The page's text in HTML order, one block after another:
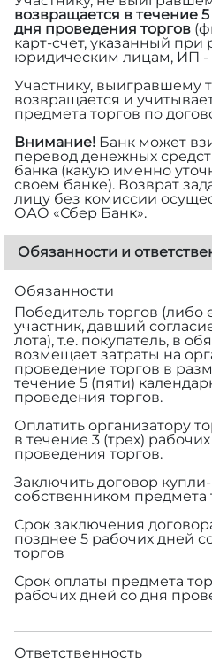
возвращается в течение
дня проведения торгов
карт-счет, указанный при
юридическим лицам, ИП -
Участнику, выигравшему
возвращается и
предмета торгов по
Внимание! Банк может
перевод денежных
банка (какую именно
своем банке). Возврат
лицу без комиссии
ОАО «Сбер Банк».
Обязанности и
Обязанности
Победитель торгов (либо
участник, давший
лота), т.е. покупатель, в
возмещает затраты на
проведение торгов в
течение 5 (пяти)
проведения торгов.
Оплатить организатору
в течение 3 (трех)
проведения торгов.
Заключить договор
собственником предмета
Срок заключения
позднее 5 рабочих дней
торгов
Срок оплаты предмета
рабочих дней со дня
Ответственность